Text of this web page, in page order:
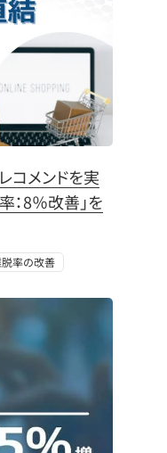
コメンドを実
：8％改善」を
脱率の改善